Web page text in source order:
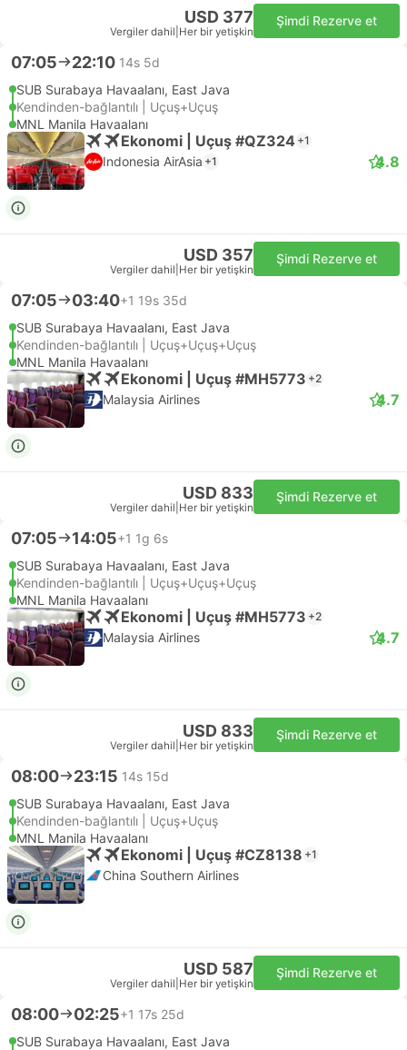
USD 377
Vergiler dahil Her bir yetişkin
Şimdi Rezerve et
07:05 22:10 14s 5d
SUB Surabaya Havaalanı, East Java
Kendinden-bağlantılı | Uçuş+Uçuş
MNL Manila Havaalanı
Ekonomi | Uçuş #QZ324 +1
Indonesia AirAsia +1 4.8
USD 357
Vergiler dahil Her bir yetişkin
Şimdi Rezerve et
07:05 03:40+1 19s 35d
SUB Surabaya Havaalanı, East Java
Kendinden-bağlantılı | Uçuş+Uçuş+Uçuş
MNL Manila Havaalanı
Ekonomi | Uçuş #MH5773 +2
Malaysia Airlines 4.7
USD 833
Vergiler dahil Her bir yetişkin
Şimdi Rezerve et
07:05 14:05+1 1g 6s
SUB Surabaya Havaalanı, East Java
Kendinden-bağlantılı | Uçuş+Uçuş+Uçuş
MNL Manila Havaalanı
Ekonomi | Uçuş #MH5773 +2
Malaysia Airlines 4.7
USD 833
Vergiler dahil Her bir yetişkin
Şimdi Rezerve et
08:00 23:15 14s 15d
SUB Surabaya Havaalanı, East Java
Kendinden-bağlantılı | Uçuş+Uçuş
MNL Manila Havaalanı
Ekonomi | Uçuş #CZ8138 +1
China Southern Airlines
USD 587
Vergiler dahil Her bir yetişkin
Şimdi Rezerve et
08:00 02:25+1 17s 25d
SUB Surabaya Havaalanı, East Java